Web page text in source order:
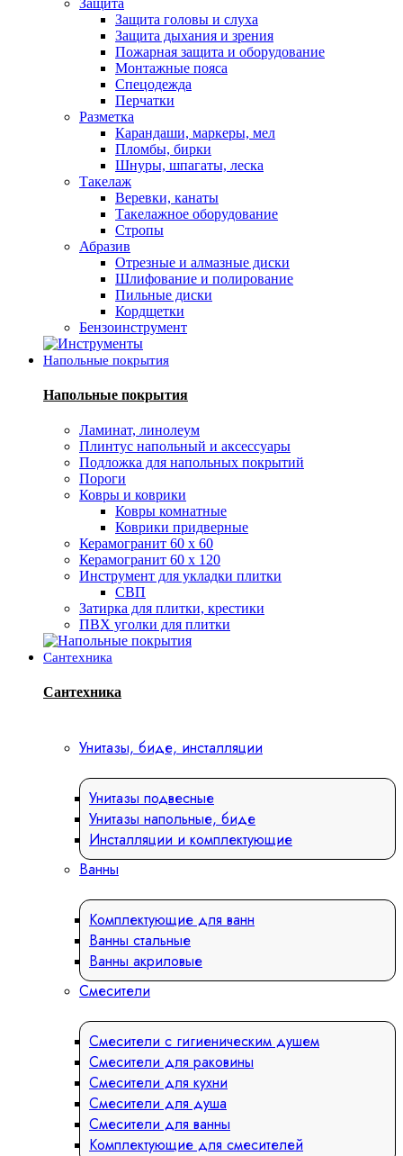
Защита головы и слуха
Защита дыхания и зрения
Пожарная защита и оборудование
Монтажные пояса
Спецодежда
Перчатки
Разметка
Карандаши, маркеры, мел
Пломбы, бирки
Шнуры, шпагаты, леска
Такелаж
Веревки, канаты
Такелажное оборудование
Стропы
Абразив
Отрезные и алмазные диски
Шлифование и полирование
Пильные диски
Кордщетки
Бензоинструмент
Напольные покрытия
Напольные покрытия
Ламинат, линолеум
Плинтус напольный и аксессуары
Подложка для напольных покрытий
Пороги
Ковры и коврики
Ковры комнатные
Коврики придверные
Керамогранит 60 х 60
Керамогранит 60 х 120
Инструмент для укладки плитки
СВП
Затирка для плитки, крестики
ПВХ уголки для плитки
Сантехника
Сантехника
Унитазы, биде, инсталляции
Унитазы подвесные
Унитазы напольные, биде
Инсталляции и комплектующие
Ванны
Комплектующие для ванн
Ванны стальные
Ванны акриловые
Смесители
Смесители с гигиеническим душем
Смесители для раковины
Смесители для кухни
Смесители для душа
Смесители для ванны
Комплектующие для смесителей